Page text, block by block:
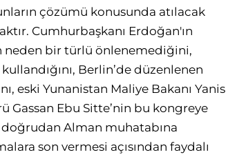
çözümü konusunda atılacak
Cumhurbaşkanı Erdoğan'ın
neden bir türlü önlenemediğini,
Berlin’de düzenlenen
eski Yunanistan Maliye Bakanı Yanis
Gassan Ebu Sitte’nin bu kongreye
Alman muhatabına
son vermesi açısından faydalı